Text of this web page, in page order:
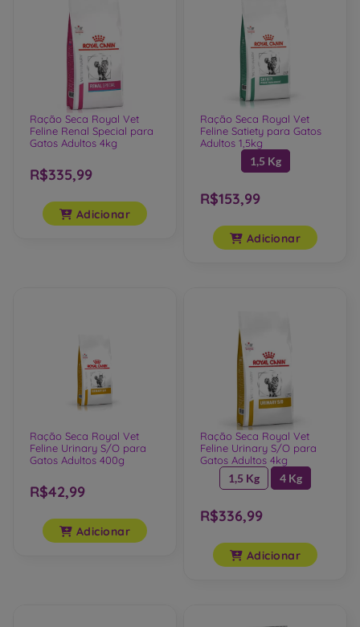
Ração Seca Royal Vet
Feline Renal Special para
Gatos Adultos 4kg
R$335,99
Adicionar
Ração Seca Royal Vet
Feline Satiety para Gatos
Adultos 1,5kg
1,5 Kg
R$153,99
Adicionar
Ração Seca Royal Vet
Feline Urinary S/O para
Gatos Adultos 400g
R$42,99
Adicionar
Ração Seca Royal Vet
Feline Urinary S/O para
Gatos Adultos 4kg
1,5 Kg 4 Kg
R$336,99
Adicionar